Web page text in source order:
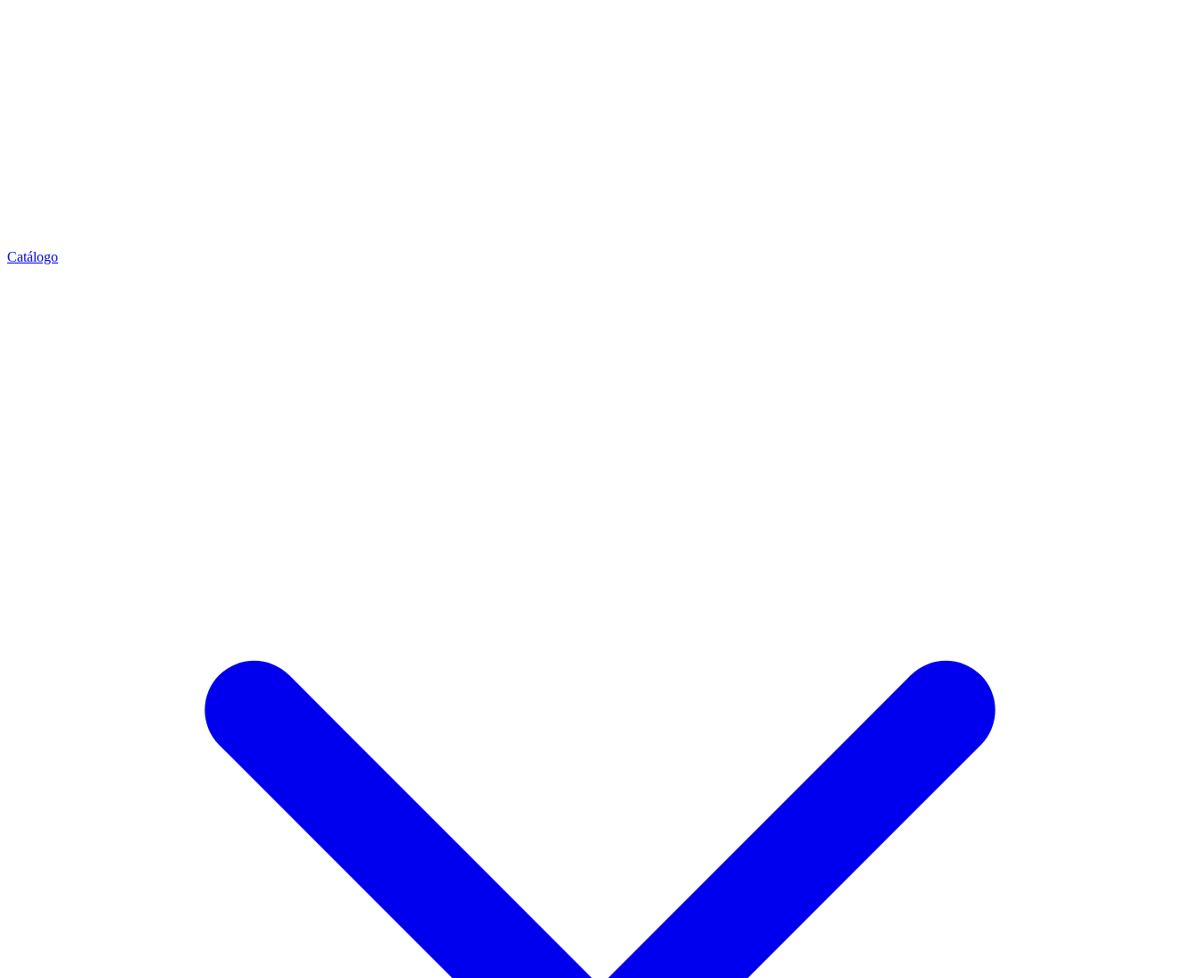
Catálogo